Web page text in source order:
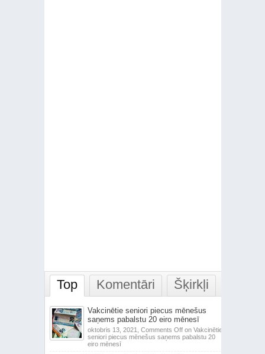
Top Komentāri Šķirkļi
Vakcinētie seniori piecus mēnešus
saņems pabalstu 20 eiro mēnesī
oktobris 13, 2021, Comments Offon Vakcinētie
seniori piecus mēnešus saņems pabalstu 20
eiro mēnesī